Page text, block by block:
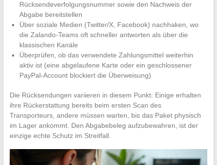
Rücksendeverfolgungsnummer sowie den Nachweis der
Abgabe bereitstellen
Über soziale Medien (Twitter/X, Facebook) nachhaken, wo
die Zalando-Teams oft schneller antworten als über die
klassischen Kanäle
Überprüfen, ob das verwendete Zahlungsmittel weiterhin
aktiv ist (eine abgelaufene Karte oder ein geschlossener
PayPal-Account blockiert die Überweisung)
Die Rücksendungen variieren in diesem Punkt: Einige erhalten
ihre Rückerstattung bereits beim ersten Scan des
Transporteurs, andere müssen warten, bis das Paket physisch
im Lager ankommt. Den Abgabebeleg aufzubewahren, ist der
einzige echte Schutz im Streitfall.